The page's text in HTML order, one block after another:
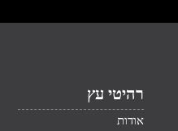
רהיטי עץ
אודות